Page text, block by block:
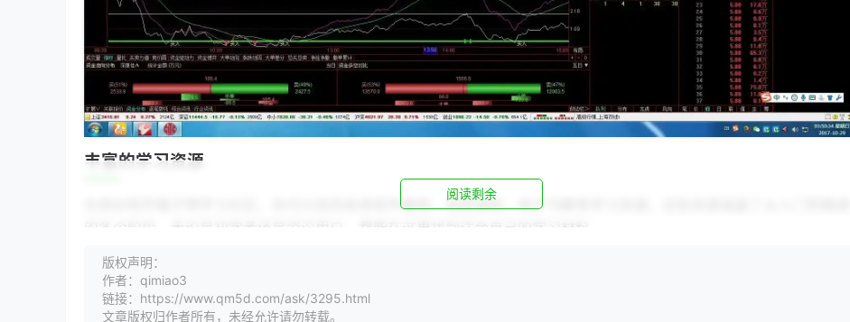
丰富的学习资源
在奇妙软件瞎子啊学习社区，你可以找到各类软件教程、视频课程、电子书籍等学习资源。这些资源涵盖了从入门到精通
的各个阶段，无论是初学者还是资深用户，都能在这里找到适合自己的学习材料。
活跃的交流氛围
社区内成员之间的交流非常活跃。你可以在这里提问、解答问题，与其他成员分享学习心得。这种互动式学习方式，有助
阅读剩余
版权声明：
作者：qimiao3
链接：https://www.qm5d.com/ask/3295.html
文章版权归作者所有，未经允许请勿转载。